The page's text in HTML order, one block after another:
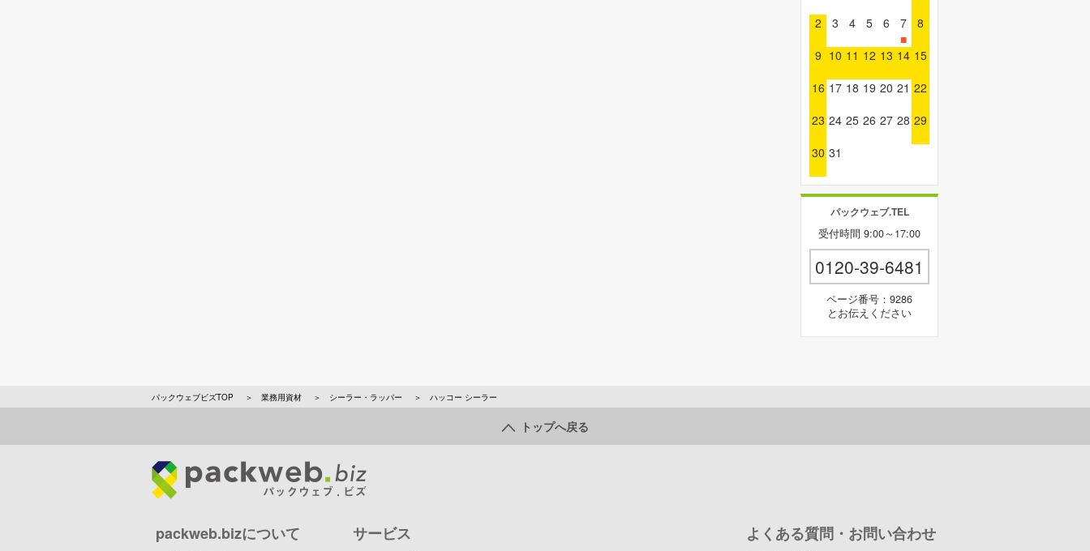
2
3 4 5 6
7
■
8
9 10 11 12 13 14 15
16 17 18 19 20 21 22
23 24 25 26 27 28 29
30 31
パックウェブ.TEL
受付時間 9:00～17:00
0120-39-6481
ページ番号：9286
とお伝えください
パックウェブビズTOP 業務用資材 シーラー・ラッパー ハッコー シーラー
トップへ戻る
packweb.bizについて サービス よくある質問・お問い合わせ